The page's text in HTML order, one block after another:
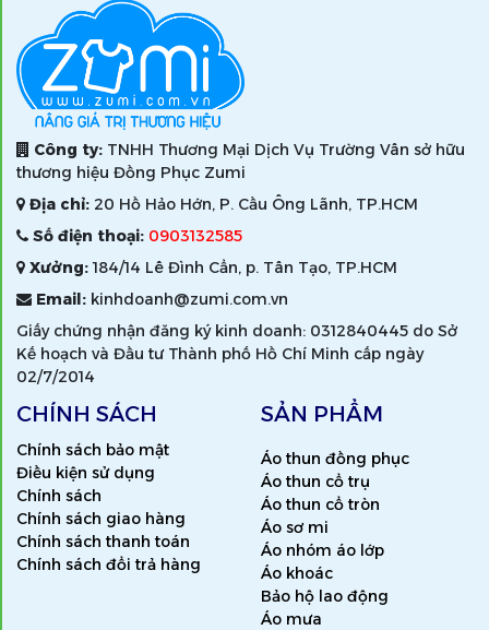
Công ty: TNHH Thương Mại Dịch Vụ Trường Vân sở hữu
thương hiệu Đồng Phục Zumi
Địa chỉ: 20 Hồ Hảo Hớn, P. Cầu Ông Lãnh, TP.HCM
Số điện thoại: 0903132585
Xưởng:184/14 Lê Đình Cẩn, p. Tân Tạo, TP.HCM
Email: kinhdoanh@zumi.com.vn
Giấy chứng nhận đăng ký kinh doanh: 0312840445 do Sở
Kế hoạch và Đầu tư Thành phố Hồ Chí Minh cấp ngày
02/7/2014
CHÍNH SÁCH
Chính sách bảo mật
Điều kiện sử dụng
Chính sách
Chính sách giao hàng
Chính sách thanh toán
Chính sách đổi trả hàng
SẢN PHẨM
Áo thun đồng phục
Áo thun cổ trụ
Áo thun cổ tròn
Áo sơ mi
Áo nhóm áo lớp
Áo khoác
Bảo hộ lao động
Áo mưa